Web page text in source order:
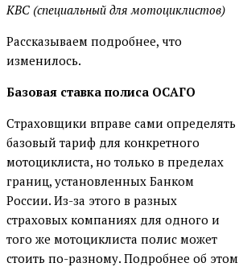
КВС (специальный для мотоциклистов)
Рассказываем подробнее, что
изменилось.
Базовая ставка полиса ОСАГО
Страховщики вправе сами определять
базовый тариф для конкретного
мотоциклиста, но только в пределах
границ, установленных Банком
России. Из-за этого в разных
страховых компаниях для одного и
того же мотоциклиста полис может
стоить по-разному. Подробнее об этом